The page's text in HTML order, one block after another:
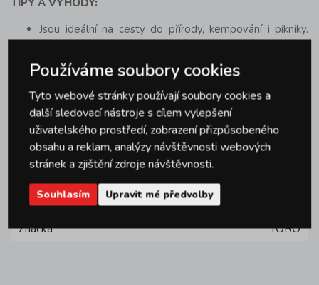
TIPY A VÝHODY:
Jsou ideální na cesty do přírody, kempování i pikniky.
Pokud sháníte spíše
plastové termosky
objemu nebo termosku s dávkovačem nebo praktickou
pumpičkou (proklik) na nalévání, pak i pro Vás máme
zajímavou nabídku. Do auta nebo kanceláře se ideálně
hodí i termohrnek.
Parametry produktu
Značka TORO
Používáme soubory cookies
Tyto webové stránky používají soubory cookies a
další sledovací nástroje s cílem vylepšení
uživatelského prostředí, zobrazení přizpůsobeného
obsahu a reklam, analýzy návštěvnosti webových
stránek a zjištění zdroje návštěvnosti.
Souhlasím Upravit mé předvolby